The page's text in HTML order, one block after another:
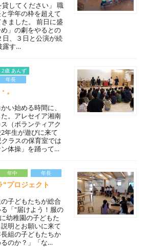
貸してください」 職
学年の枠を超えて
ました。 前日に盛
」の劇をやるとの
日、３日と公演が続
露す…
2歳 あんず
年長
。
い始める時間に、
。アレセイア湘南
（ボランティアク
年生が遊びに来て
ラスの保育室では
体操」を踊って…
年中 年長
"プロジェクト
子どもたちが総合
「"届けよう！服の
幼稚園の子どもた
明とお願いに来て
組の子どもたちか
のか？」「な…